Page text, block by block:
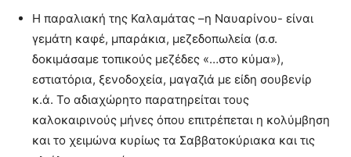
Η παραλιακή της Καλαμάτας –η Ναυαρίνου- είναι
γεμάτη καφέ, μπαράκια, μεζεδοπωλεία (σ.σ.
δοκιμάσαμε τοπικούς μεζέδες «…στο κύμα»),
εστιατόρια, ξενοδοχεία, μαγαζιά με είδη σουβενίρ
κ.ά. Το αδιαχώρητο παρατηρείται τους
καλοκαιρινούς μήνες όπου επιτρέπεται η κολύμβηση
και το χειμώνα κυρίως τα Σαββατοκύριακα και τις